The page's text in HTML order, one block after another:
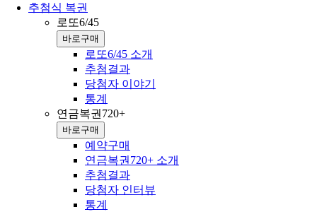
추첨식 복권
로또6/45
바로구매
로또6/45 소개
추첨결과
당첨자 이야기
통계
연금복권720+
바로구매
예약구매
연금복권720+ 소개
추첨결과
당첨자 인터뷰
통계